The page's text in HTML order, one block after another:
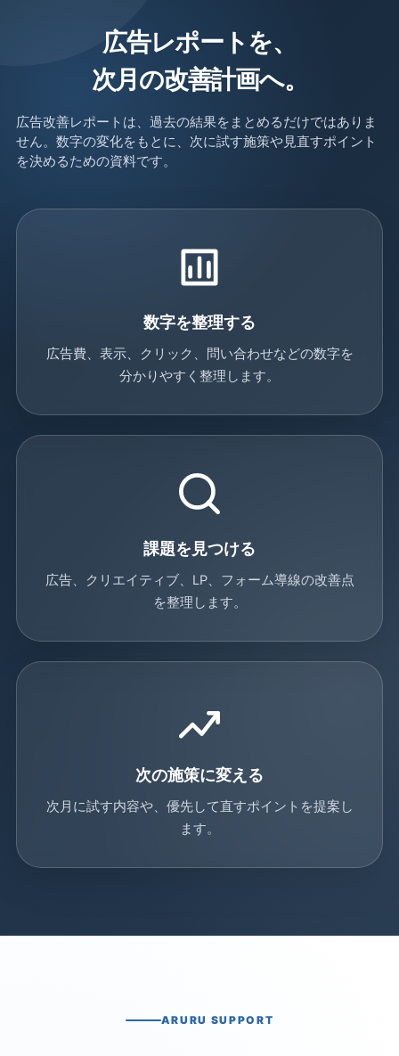
広告レポートを、
次月の改善計画へ。
広告改善レポートは、過去の結果をまとめるだけではありま
せん。数字の変化をもとに、次に試す施策や見直すポイント
を決めるための資料です。
数字を整理する
広告費、表示、クリック、問い合わせなどの数字を
分かりやすく整理します。
課題を見つける
広告、クリエイティブ、LP、フォーム導線の改善点
を整理します。
次の施策に変える
次月に試す内容や、優先して直すポイントを提案し
ます。
ARURU SUPPORT